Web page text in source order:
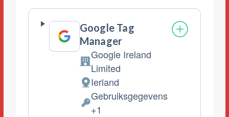
Google Tag
Manager
Bedrijf:
Google Ireland
Limited
Verwerkingslocatie:
Ierland
Verwerkte
Gebruiksgegevens
+1